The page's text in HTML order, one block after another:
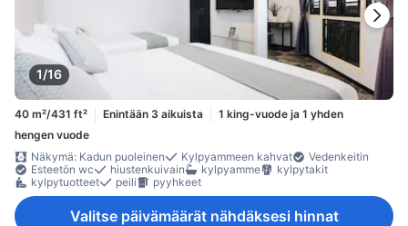
1/16
40 m²/431 ft² Enintään 3 aikuista
1 king-vuode ja 1 yhden
hengen vuode
Näkymä: Kadun puoleinen
Kylpyammeen kahvat
Vedenkeitin
Esteetön wc
hiustenkuivain kylpyamme
kylpytakit
kylpytuotteet
peili pyyhkeet
Valitse päivämäärät nähdäksesi hinnat